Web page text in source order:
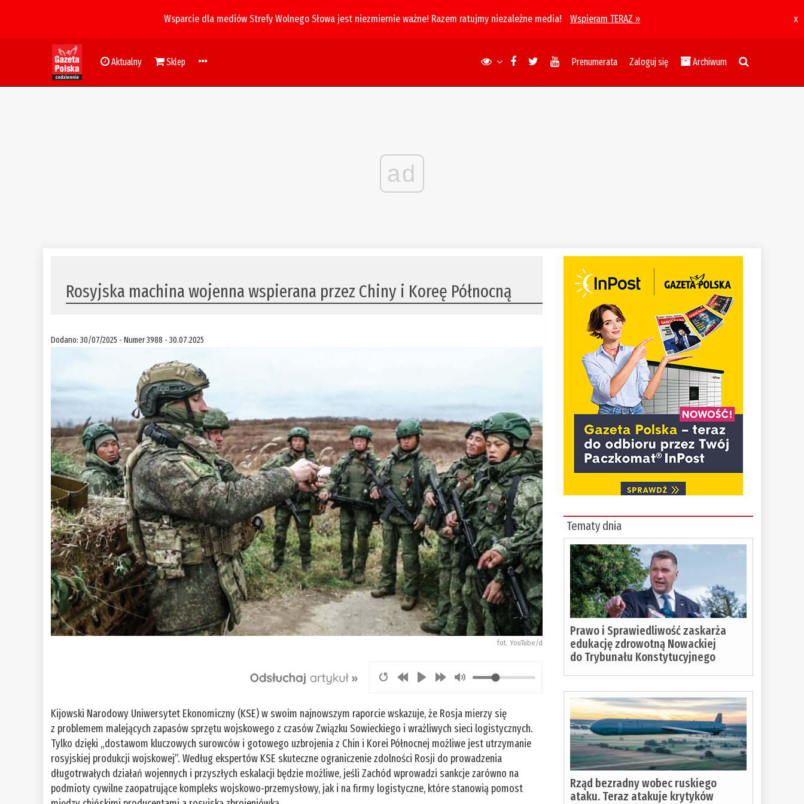
Wsparcie dla mediów Strefy Wolnego Słowa jest niezmiernie ważne! Razem ratujmy niezależne media! Wspieram TERAZ » x
Aktualny Sklep Prenumerata Zaloguj się Archiwum
ad
Rosyjska machina wojenna wspierana przez Chiny i Koreę Północną
Dodano: 30/07/2025 - Numer 3988 - 30.07.2025
fot. YouTube/d
Kijowski Narodowy Uniwersytet Ekonomiczny (KSE) w swoim najnowszym raporcie wskazuje, że Rosja mierzy się
z problemem malejących zapasów sprzętu wojskowego z czasów Związku Sowieckiego i wrażliwych sieci logistycznych.
Tylko dzięki „dostawom kluczowych surowców i gotowego uzbrojenia z Chin i Korei Północnej możliwe jest utrzymanie
rosyjskiej produkcji wojskowej”. Według ekspertów KSE skuteczne ograniczenie zdolności Rosji do prowadzenia
długotrwałych działań wojennych i przyszłych eskalacji będzie możliwe, jeśli Zachód wprowadzi sankcje zarówno na
podmioty cywilne zaopatrujące kompleks wojskowo-przemysłowy, jak i na firmy logistyczne, które stanowią pomost
Tematy dnia
Prawo i Sprawiedliwość zaskarża
edukację zdrowotną Nowackiej
do Trybunału Konstytucyjnego
Rząd bezradny wobec ruskiego
ataku. Teraz atakuje krytyków